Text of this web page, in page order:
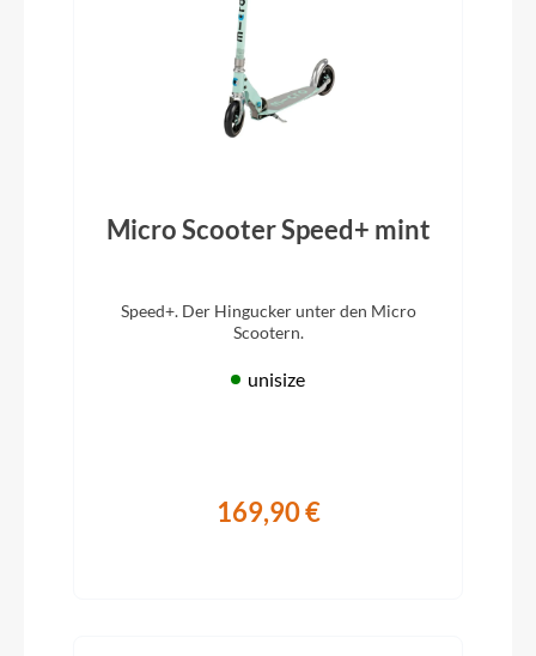
Micro Scooter Speed+ mint
Speed+. Der Hingucker unter den Micro
Scootern.
unisize
169,90 €